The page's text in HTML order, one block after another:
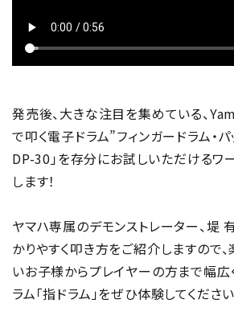
発売後、大きな注目を集めている、
で叩く電子ドラム”フィンガードラム・パ
DP-30」を存分にお試しいただけるワ
します！
ヤマハ専属のデモンストレーター、堤
かりやすく叩き方をご紹介しますので
いお子様からプレイヤーの方まで幅広
ラム「指ドラム」をぜひ体験してください